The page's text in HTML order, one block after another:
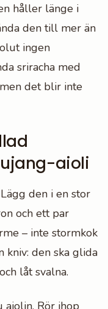
håller länge i
den till mer än
ingen
sriracha med
det blir inte
aioli
den i en stor
och ett par
– inte stormkok
kniv: den ska glida
låt svalna.
aiolin. Rör ihop